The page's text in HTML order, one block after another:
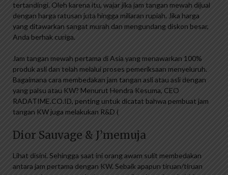
tertandingi. Oleh karena itu, wajar jika jam tangan mewah dijual
dengan harga ratusan juta hingga miliaran rupiah. Jika harga
yang ditawarkan sangat murah dan mengundang diskon besar,
Anda berhak curiga.
Jam tangan mewah pertama di Asia yang menawarkan 100%
produk asli dan telah melalui proses pemeriksaan menyeluruh.
Bagaimana cara membedakan jam tangan asli atau asli dengan
yang palsu atau KW? Menurut Hendra Kesuma, CEO
RADATIME.CO.ID, penting untuk dicatat bahwa pembuat jam
tangan KW juga melakukan R&D (
Dior Sauvage & J’memuja
Lihat disini. Sehingga saat ini orang awam sulit membedakan
antara jam pertama dengan KW. Sebaik apapun tiruan/tiruan